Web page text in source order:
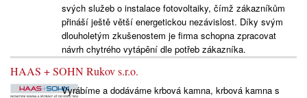
svých služeb o instalace fotovoltaiky, čímž zákazníkům
přináší ještě větší energetickou nezávislost. Díky svým
dlouholetým zkušenostem je firma schopna zpracovat
návrh chytrého vytápění dle potřeb zákazníka.
HAAS + SOHN Rukov s.r.o.
Vyrábíme a dodáváme krbová kamna, krbová kamna s